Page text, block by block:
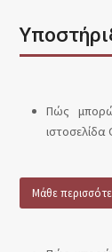
Πώς μπορώ
Μάθε